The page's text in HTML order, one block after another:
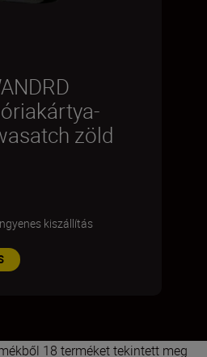
zöld
kiszállítás
18 terméket tekintett meg